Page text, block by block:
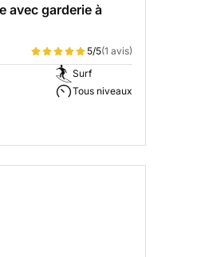
avec garderie à
5/5(1 avis)
Surf
Tous niveaux